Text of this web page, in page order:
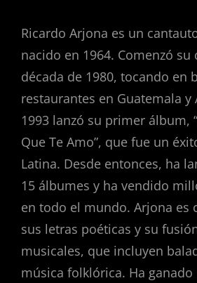
Ricardo Arjona es un
nacido en 1964. Comenzó su
década de 1980, tocando en
restaurantes en Guatemala y
1993 lanzó su primer álbum,
Que Te Amo”, que fue un
Latina. Desde entonces, ha
15 álbumes y ha vendido
en todo el mundo. Arjona es
sus letras poéticas y su
musicales, que incluyen
música folklórica. Ha